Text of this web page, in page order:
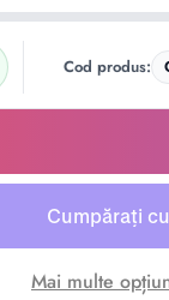
Cod produs:
Mai multe